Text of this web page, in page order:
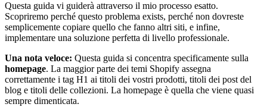
Questa guida vi guiderà attraverso il mio processo esatto.
Scopriremo perché questo problema exists, perché non dovreste
semplicemente copiare quello che fanno altri siti, e infine,
implementare una soluzione perfetta di livello professionale.
Una nota veloce: Questa guida si concentra specificamente sulla
homepage. La maggior parte dei temi Shopify assegna
correttamente i tag H1 ai titoli dei vostri prodotti, titoli dei post del
blog e titoli delle collezioni. La homepage è quella che viene quasi
sempre dimenticata.